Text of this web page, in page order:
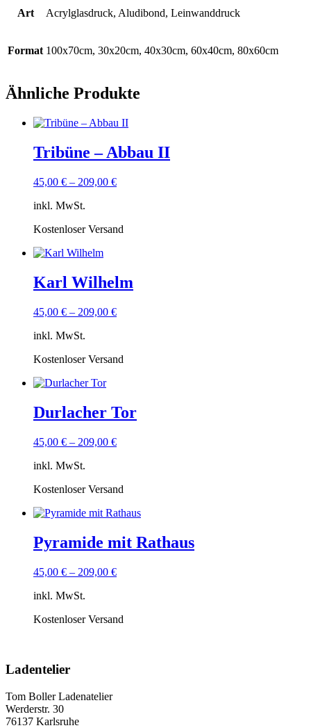
Art Acrylglasdruck, Aludibond, Leinwanddruck
Format 100x70cm, 30x20cm, 40x30cm, 60x40cm, 80x60cm
Ähnliche Produkte
Tribüne – Abbau II
45,00 € – 209,00 €
inkl. MwSt.
Kostenloser Versand
Karl Wilhelm
45,00 € – 209,00 €
inkl. MwSt.
Kostenloser Versand
Durlacher Tor
45,00 € – 209,00 €
inkl. MwSt.
Kostenloser Versand
Pyramide mit Rathaus
45,00 € – 209,00 €
inkl. MwSt.
Kostenloser Versand
Ladentelier
Tom Boller Ladenatelier
Werderstr. 30
76137 Karlsruhe